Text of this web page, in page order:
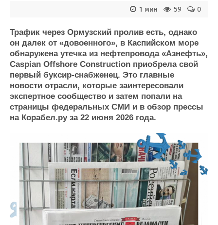
Реклама
Конференции
Выставки и семинары
Личности
Словарь
Флот
Галерея флота
Форум
Отзывы
Все службы
0
59
1 мин
Трафик через Ормузский пролив есть, однако
он далек от «довоенного», в Каспийском море
обнаружена утечка из нефтепровода «Азнефть»,
Caspian Offshore Construction приобрела свой
первый буксир-снабженец. Это главные
новости отрасли, которые заинтересовали
экспертное сообщество и затем попали на
страницы федеральных СМИ и в обзор прессы
на Корабел.ру за 22 июня 2026 года.